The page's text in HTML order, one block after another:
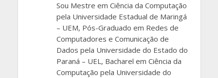
Sou Mestre em Ciência da Computação
pela Universidade Estadual de Maringá
– UEM, Pós-Graduado em Redes de
Computadores e Comunicação de
Dados pela Universidade do Estado do
Paraná – UEL, Bacharel em Ciência da
Computação pela Universidade do